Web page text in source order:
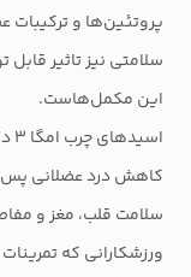
پروتئین‌ها و
این مکمل‌هاست.
کاهش درد عضلانی پس
سلامت قلب، مغز و
ورزشکارانی که